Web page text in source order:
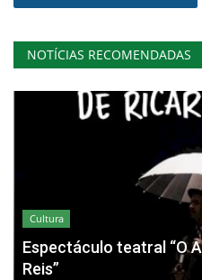
NOTÍCIAS RECOMENDADAS
Cultura
Espectáculo teatral “O
Reis”